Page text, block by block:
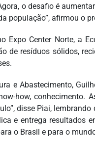
o desafio é
população”, afirmou o
Expo Center Norte, a
de resíduos sólidos,
e Abastecimento,
how,
disse Piai,
e entrega resultados
o Brasil e para o